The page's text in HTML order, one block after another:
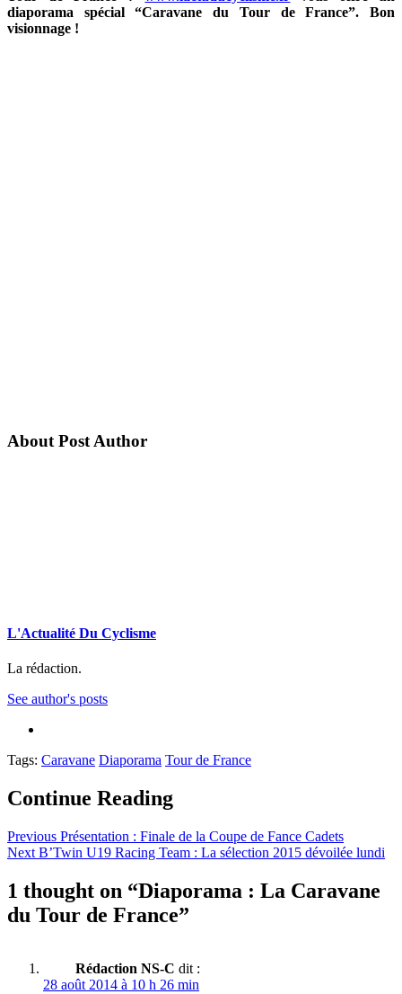
diaporama spécial “Caravane du Tour de France”. Bon
visionnage !
About Post Author
L'Actualité Du Cyclisme
La rédaction.
See author's posts
Tags: Caravane Diaporama Tour de France
Continue Reading
Previous Présentation : Finale de la Coupe de Fance Cadets
Next B’Twin U19 Racing Team : La sélection 2015 dévoilée lundi
1 thought on “Diaporama : La Caravane
du Tour de France”
Rédaction NS-C dit :
28 août 2014 à 10 h 26 min